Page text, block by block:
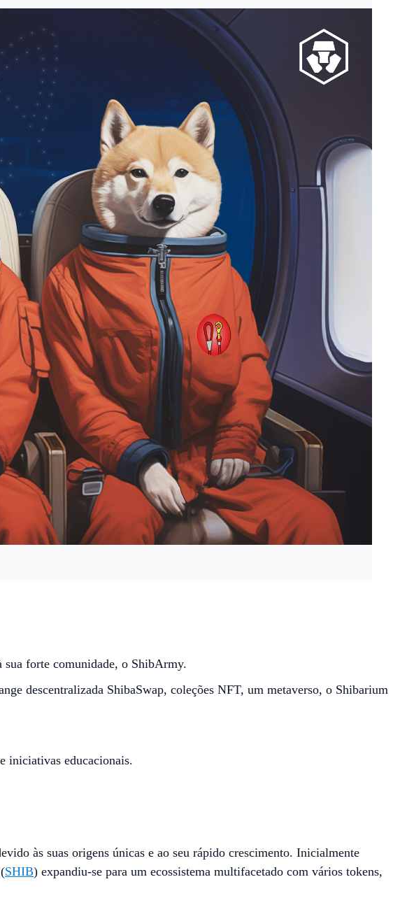
sua forte comunidade, o ShibArmy.
descentralizada ShibaSwap, coleções NFT, um metaverso, o Shibarium
iniciativas educacionais.
às suas origens únicas e ao seu rápido crescimento. Inicialmente
SHIB) expandiu-se para um ecossistema multifacetado com vários tokens,